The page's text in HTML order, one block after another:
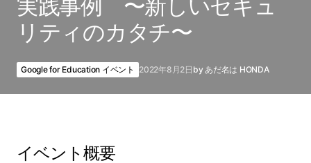
実践事例​​ 〜新しいセキュ
リティのカタチ〜
Google for Education イベント 2022年8月2日 by あだ名は HONDA
イベント概要